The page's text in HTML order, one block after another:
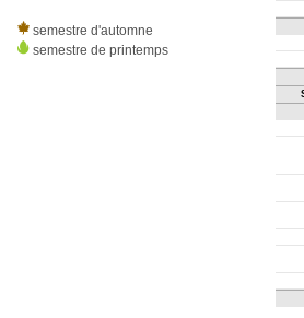
semestre d'automne
semestre de printemps